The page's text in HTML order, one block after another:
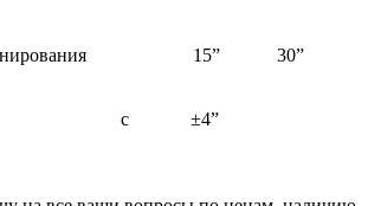
15” 30”
с ±4”